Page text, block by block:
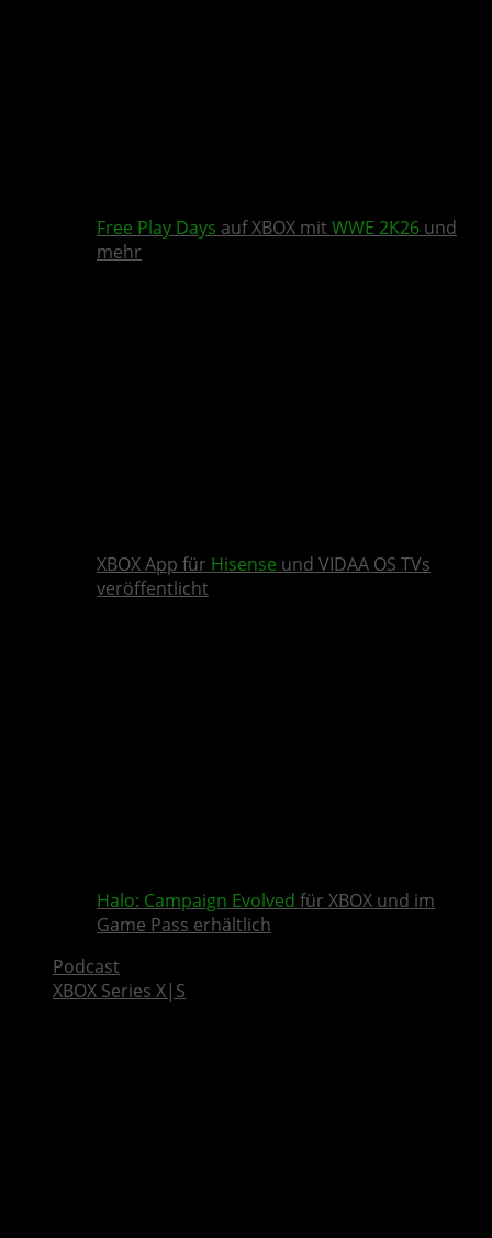
Free Play Days auf XBOX mit WWE 2K26 und
mehr
XBOX App für Hisense und VIDAA OS TVs
veröffentlicht
Halo: Campaign Evolved für XBOX und im
Game Pass erhältlich
Podcast
XBOX Series X|S